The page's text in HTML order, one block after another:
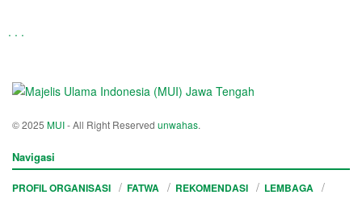
. . .
© 2025 MUI- All Right Reserved unwahas.
Navigasi
PROFIL ORGANISASI FATWA REKOMENDASI
LEMBAGA